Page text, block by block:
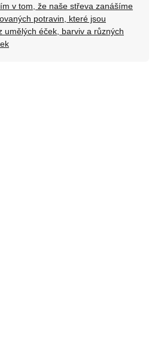
v tom, že naše střeva zanášíme
potravin, které jsou
umělých éček, barviv a různých